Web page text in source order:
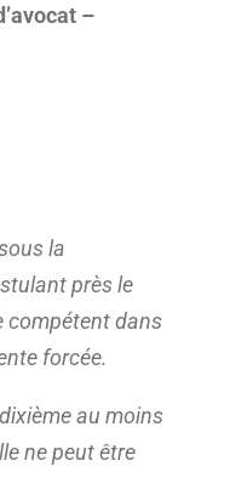
–
la
près le
compétent dans
forcée.
au moins
ne peut être